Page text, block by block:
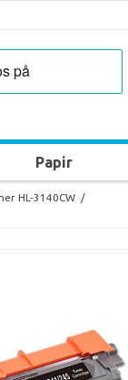
Papir
HL-3140CW /